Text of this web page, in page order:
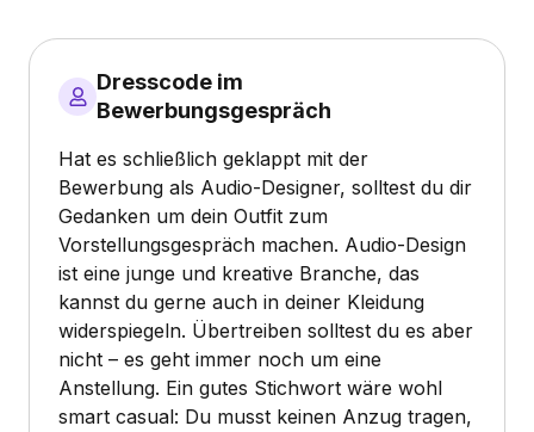
Dresscode im
Bewerbungsgespräch
Hat es schließlich geklappt mit der
Bewerbung als Audio-Designer, solltest du dir
Gedanken um dein Outfit zum
Vorstellungsgespräch machen. Audio-Design
ist eine junge und kreative Branche, das
kannst du gerne auch in deiner Kleidung
widerspiegeln. Übertreiben solltest du es aber
nicht – es geht immer noch um eine
Anstellung. Ein gutes Stichwort wäre wohl
smart casual: Du musst keinen Anzug tragen,